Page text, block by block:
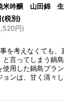
米吟醸 山田錦
(税別)
円)
を考えなくても、
と言ってしまう鍋
使用した鍋島ブラ
ョンは、甘く清々